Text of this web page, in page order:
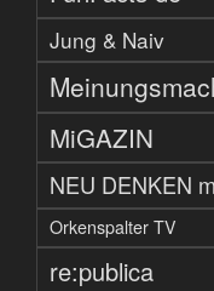
Jung & Naiv
MiGAZIN
NEU DENKEN
Orkenspalter TV
re:publica